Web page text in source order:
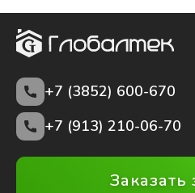
+7 (3852) 600-670
+7 (913) 210-06-70
Заказать